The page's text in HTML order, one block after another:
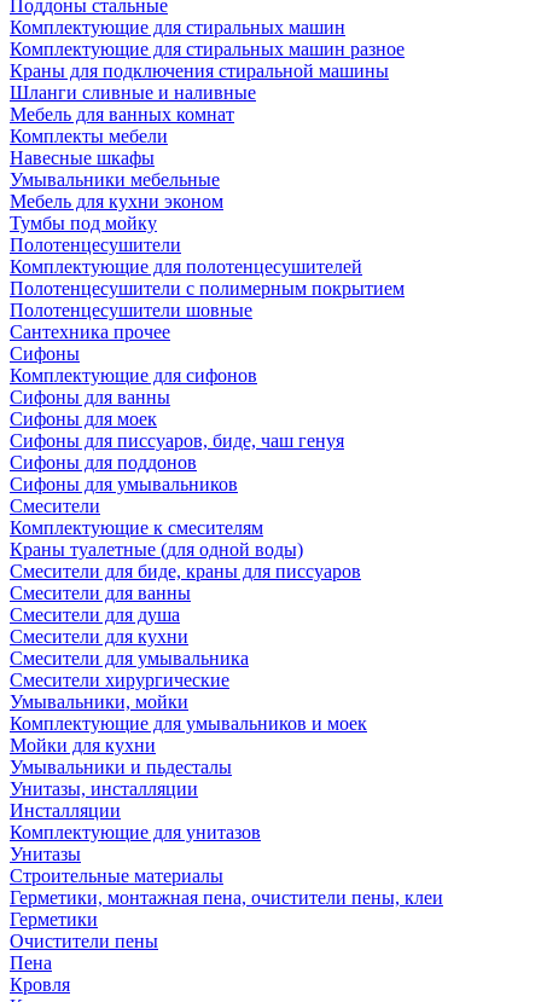
Поддоны стальные
Комплектующие для стиральных машин
Комплектующие для стиральных машин разное
Краны для подключения стиральной машины
Шланги сливные и наливные
Мебель для ванных комнат
Комплекты мебели
Навесные шкафы
Умывальники мебельные
Мебель для кухни эконом
Тумбы под мойку
Полотенцесушители
Комплектующие для полотенцесушителей
Полотенцесушители с полимерным покрытием
Полотенцесушители шовные
Сантехника прочее
Сифоны
Комплектующие для сифонов
Сифоны для ванны
Сифоны для моек
Сифоны для писсуаров, биде, чаш генуя
Сифоны для поддонов
Сифоны для умывальников
Смесители
Комплектующие к смесителям
Краны туалетные (для одной воды)
Смесители для биде, краны для писсуаров
Смесители для ванны
Смесители для душа
Смесители для кухни
Смесители для умывальника
Смесители хирургические
Умывальники, мойки
Комплектующие для умывальников и моек
Мойки для кухни
Умывальники и пьдесталы
Унитазы, инсталляции
Инсталляции
Комплектующие для унитазов
Унитазы
Строительные материалы
Герметики, монтажная пена, очистители пены, клеи
Герметики
Очистители пены
Пена
Кровля